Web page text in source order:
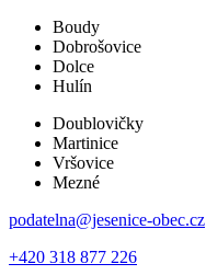
Boudy
Dobrošovice
Dolce
Hulín
Doublovičky
Martinice
Vršovice
Mezné
podatelna@jesenice-obec.cz
+420 318 877 226